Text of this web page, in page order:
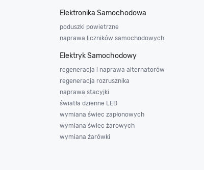
Elektronika Samochodowa
poduszki powietrzne
naprawa liczników samochodowych
Elektryk Samochodowy
regeneracja i naprawa alternatorów
regeneracja rozrusznika
naprawa stacyjki
światła dzienne LED
wymiana świec zapłonowych
wymiana świec żarowych
wymiana żarówki